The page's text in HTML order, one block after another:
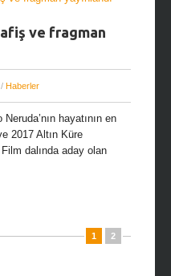
afiş ve fragman
/ Haberler
hayatının en
2017 Altın Küre
dalında aday olan
1 2